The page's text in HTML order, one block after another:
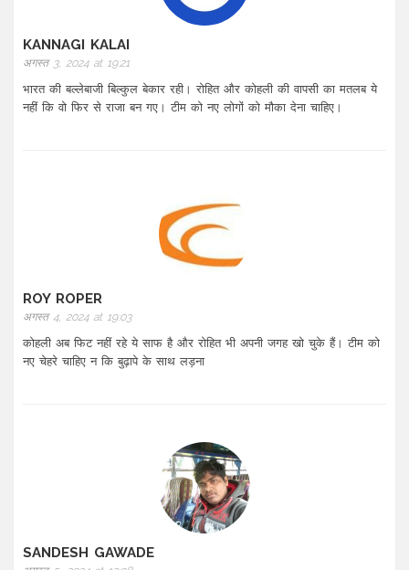
KANNAGI KALAI
अगस्त 3, 2024 at 19:21
भारत की बल्लेबाजी बिल्कुल बेकार रही। रोहित और कोहली की वापसी का मतलब ये
नहीं कि वो फिर से राजा बन गए। टीम को नए लोगों को मौका देना चाहिए।
ROY ROPER
अगस्त 4, 2024 at 19:03
कोहली अब फिट नहीं रहे ये साफ है और रोहित भी अपनी जगह खो चुके हैं। टीम को
नए चेहरे चाहिए न कि बुढ़ापे के साथ लड़ना
SANDESH GAWADE